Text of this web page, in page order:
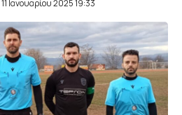
Ιανουαρίου 2025 19:33